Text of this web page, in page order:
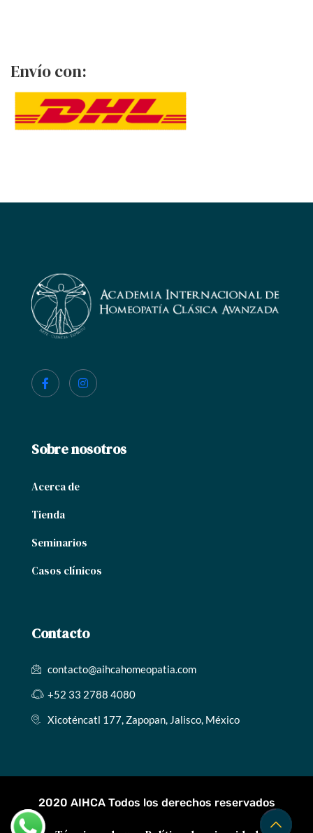
Envío con:
Sobre nosotros
Acerca de
Tienda
Seminarios
Casos clínicos
Contacto
contacto@aihcahomeopatia.com
+52 33 2788 4080
Xicoténcatl 177, Zapopan, Jalisco, México
2020 AIHCA Todos los derechos reservados